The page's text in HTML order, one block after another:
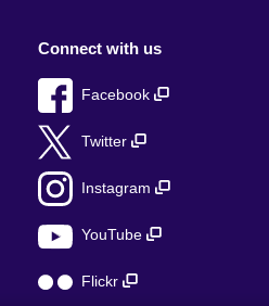
Connect with us
Facebook
Twitter
Instagram
YouTube
Flickr